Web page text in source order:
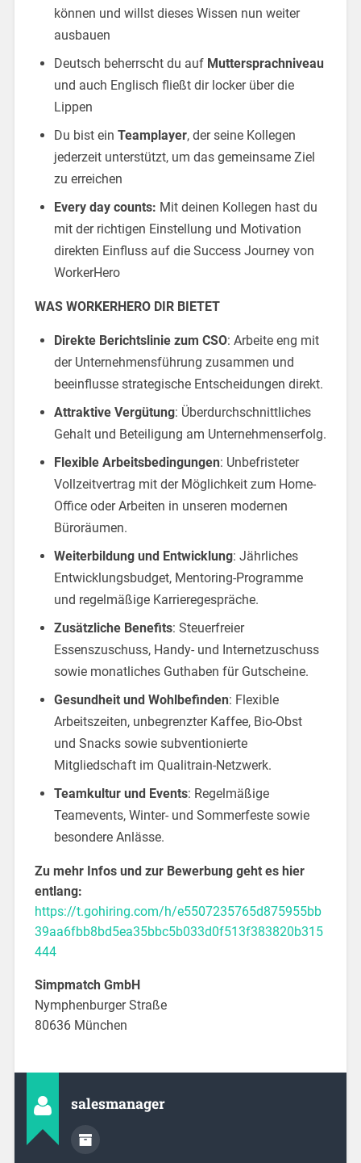
können und willst dieses Wissen nun weiter
ausbauen
Deutsch beherrscht du auf Muttersprachniveau
und auch Englisch fließt dir locker über die
Lippen
Du bist ein Teamplayer, der seine Kollegen
jederzeit unterstützt, um das gemeinsame Ziel
zu erreichen
Every day counts: Mit deinen Kollegen hast du
mit der richtigen Einstellung und Motivation
direkten Einfluss auf die Success Journey von
WorkerHero
WAS WORKERHERO DIR BIETET
Direkte Berichtslinie zum CSO: Arbeite eng mit
der Unternehmensführung zusammen und
beeinflusse strategische Entscheidungen direkt.
Attraktive Vergütung: Überdurchschnittliches
Gehalt und Beteiligung am Unternehmenserfolg.
Flexible Arbeitsbedingungen: Unbefristeter
Vollzeitvertrag mit der Möglichkeit zum Home-
Office oder Arbeiten in unseren modernen
Büroräumen.
Weiterbildung und Entwicklung: Jährliches
Entwicklungsbudget, Mentoring-Programme
und regelmäßige Karrieregespräche.
Zusätzliche Benefits: Steuerfreier
Essenszuschuss, Handy- und Internetzuschuss
sowie monatliches Guthaben für Gutscheine.
Gesundheit und Wohlbefinden: Flexible
Arbeitszeiten, unbegrenzter Kaffee, Bio-Obst
und Snacks sowie subventionierte
Mitgliedschaft im Qualitrain-Netzwerk.
Teamkultur und Events: Regelmäßige
Teamevents, Winter- und Sommerfeste sowie
besondere Anlässe.
Zu mehr Infos und zur Bewerbung geht es hier
entlang:
https://t.gohiring.com/h/e5507235765d875955bb
39aa6fbb8bd5ea35bbc5b033d0f513f383820b315
444
Simpmatch GmbH
Nymphenburger Straße
80636 München
salesmanager